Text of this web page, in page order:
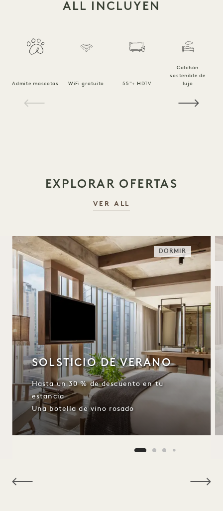
ALL INCLUYEN
Admite mascotas WiFi gratuito 55"+ HDTV
Colchón
sostenible de
lujo
EXPLORAR OFERTAS
VER ALL
DORMIR
SOLSTICIO DE VERANO
Hasta un 30 % de descuento en tu
estancia
Una botella de vino rosado